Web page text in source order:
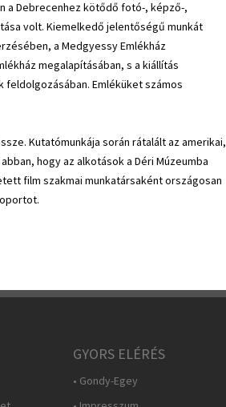
a Debrecenhez kötődő fotó-, képző-,
volt. Kiemelkedő jelentőségű munkát
a Medgyessy Emlékház
megalapításában, s a kiállítás
Emléküket számos
Kutatómunkája során rátalált az amerikai,
hogy az alkotások a Déri Múzeumba
film szakmai munkatársaként országosan
GYORS ELÉRÉS
• Gondy-Egey